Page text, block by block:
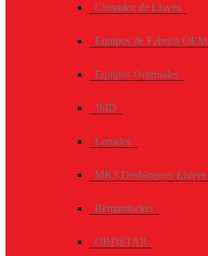
Clonador de Llaves
Equipos de Fabrica OEM
Equipos Originales
JMD
Lonsdor
MK3 Desbloqueo Llaves
Remunlocker
OBDSTAR